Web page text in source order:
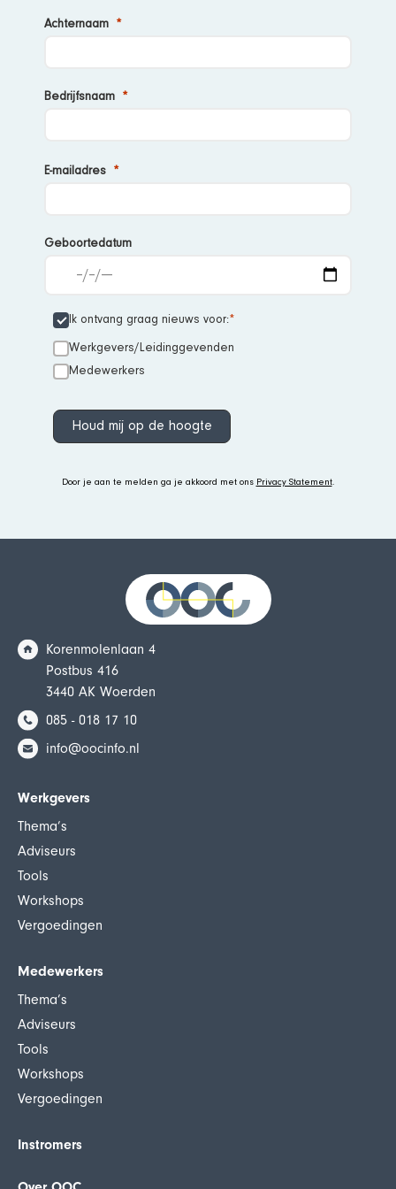
Achternaam
Bedrijfsnaam
E-mailadres
Geboortedatum
Ik ontvang graag nieuws voor:
Werkgevers/Leidinggevenden
Medewerkers
Houd mij op de hoogte
Door je aan te melden ga je akkoord met ons Privacy Statement.
Korenmolenlaan 4
Postbus 416
3440 AK Woerden
085 - 018 17 10
info@oocinfo.nl
Werkgevers
Thema’s
Adviseurs
Tools
Workshops
Vergoedingen
Medewerkers
Thema’s
Adviseurs
Tools
Workshops
Vergoedingen
Instromers